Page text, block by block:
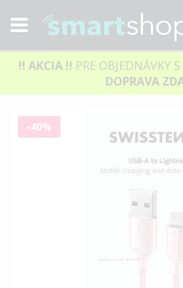
!! AKCIA !! PRE OBJEDNÁVKY
DOPRAVA
Preskočiť
-40%